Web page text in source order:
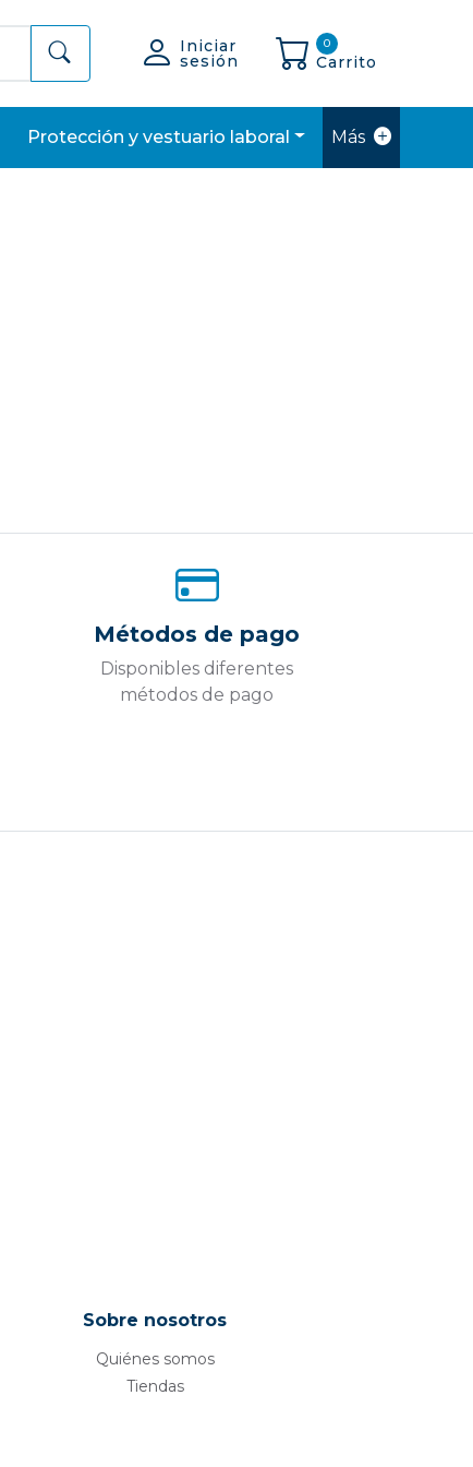
Iniciar
sesión
0
Carrito
protección y vestuario laboral Más
Métodos de pago
Disponibles diferentes
métodos de pago
Sobre nosotros
Quiénes somos
Tiendas